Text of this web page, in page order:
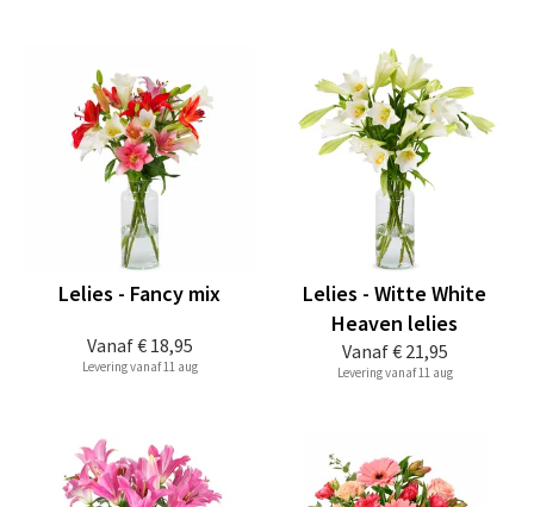
Vanaf€ 18,95
Lelies - Fancy mix
Levering vanaf 11 aug
Vanaf€ 21,95
Lelies - Witte White
Heaven lelies
Levering vanaf 11 aug